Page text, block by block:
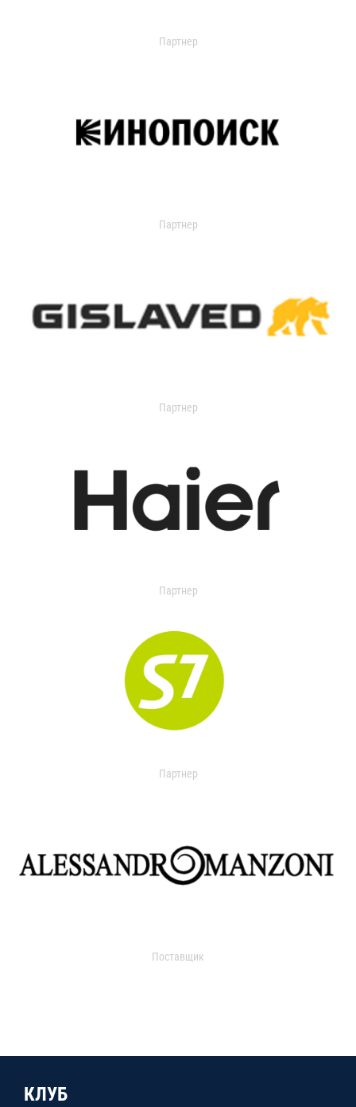
Партнер
Партнер
Партнер
Партнер
Партнер
Поставщик
КЛУБ